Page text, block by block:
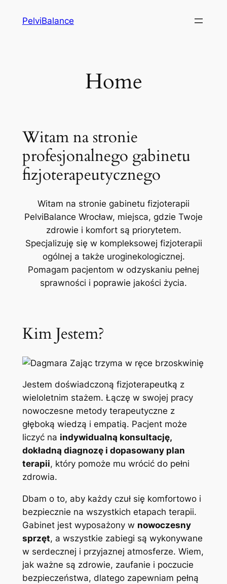
PelviBalance
Home
Witam na stronie
profesjonalnego gabinetu
fizjoterapeutycznego
Witam na stronie gabinetu fizjoterapii
PelviBalance Wrocław, miejsca, gdzie Twoje
zdrowie i komfort są priorytetem.
Specjalizuję się w kompleksowej fizjoterapii
ogólnej a także uroginekologicznej.
Pomagam pacjentom w odzyskaniu pełnej
sprawności i poprawie jakości życia.
Kim Jestem?
Jestem doświadczoną fizjoterapeutką z
wieloletnim stażem. Łączę w swojej pracy
nowoczesne metody terapeutyczne z
głęboką wiedzą i empatią. Pacjent może
liczyć na indywidualną konsultację,
dokładną diagnozę i dopasowany plan
terapii, który pomoże mu wrócić do pełni
zdrowia.
Dbam o to, aby każdy czuł się komfortowo i
bezpiecznie na wszystkich etapach terapii.
Gabinet jest wyposażony w nowoczesny
sprzęt, a wszystkie zabiegi są wykonywane
w serdecznej i przyjaznej atmosferze. Wiem,
jak ważne są zdrowie, zaufanie i poczucie
bezpieczeństwa, dlatego zapewniam pełną